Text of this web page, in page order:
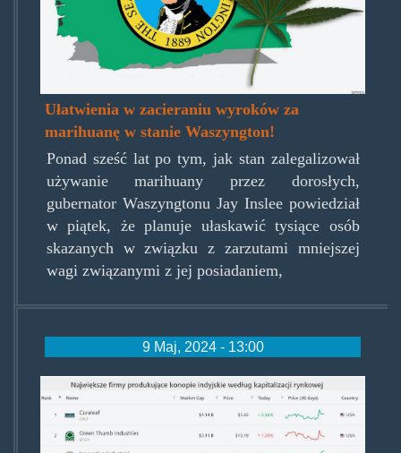
Ułatwienia w zacieraniu wyroków za
marihuanę w stanie Waszyngton!
Ponad sześć lat po tym, jak stan zalegalizował
używanie marihuany przez dorosłych,
gubernator Waszyngtonu Jay Inslee powiedział
w piątek, że planuje ułaskawić tysiące osób
skazanych w związku z zarzutami mniejszej
wagi związanymi z jej posiadaniem,
9 Maj, 2024 - 13:00
zrzut_ekranu_z_2024-
05-